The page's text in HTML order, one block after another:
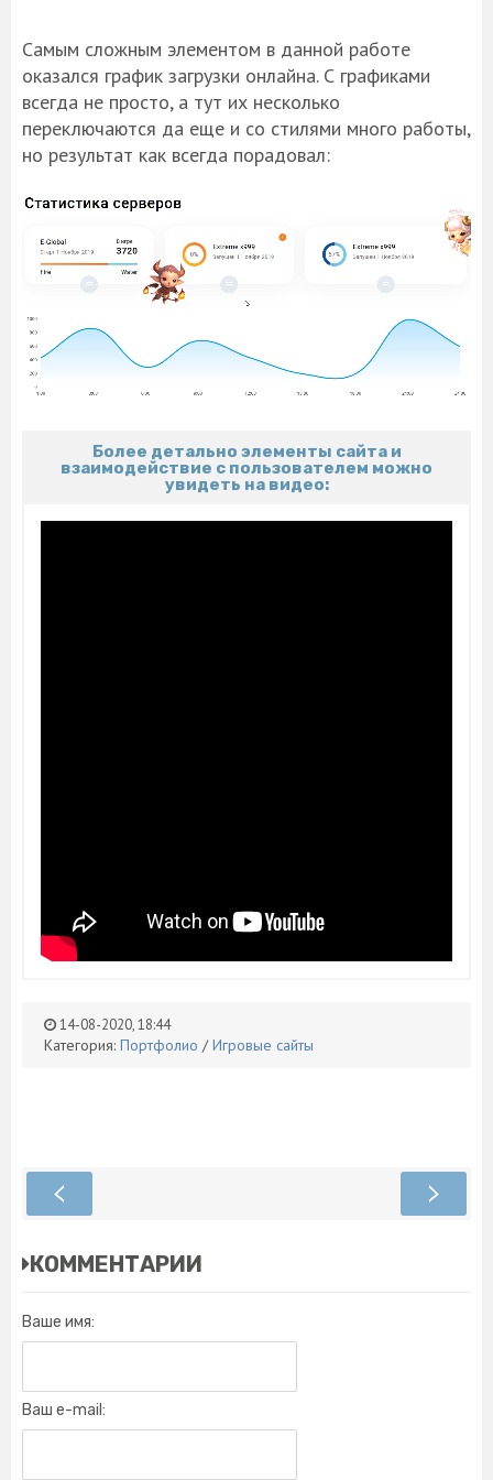
Самым сложным элементом в данной работе
оказался график загрузки онлайна. С графиками
всегда не просто, а тут их несколько
переключаются да еще и со стилями много работы,
но результат как всегда порадовал:
Более детально элементы сайта и
взаимодействие с пользователем можно
увидеть на видео:
14-08-2020, 18:44
Категория: Портфолио /Игровые сайты
КОММЕНТАРИИ
Ваше имя:
Ваш e-mail: